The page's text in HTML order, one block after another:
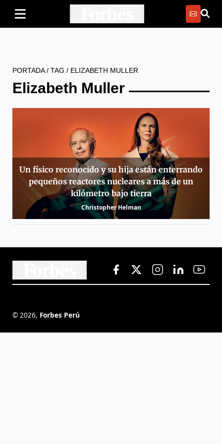
PORTADA/ TAG / ELIZABETH MULLER
Elizabeth Muller
Un físico reconocido y su hija están enterrando
pequeños reactores nucleares a más de un
kilómetro bajo tierra
Christopher Helman
© 2026, Forbes Perú